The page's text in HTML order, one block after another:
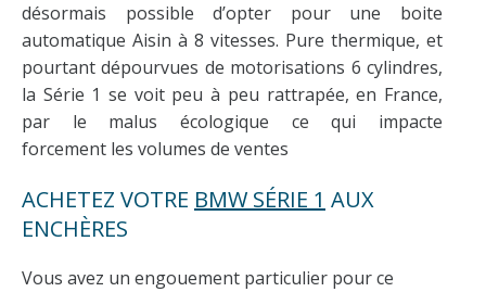
désormais possible d’opter pour une boite
automatique Aisin à 8 vitesses. Pure thermique, et
pourtant dépourvues de motorisations 6 cylindres,
la Série 1 se voit peu à peu rattrapée, en France,
par le malus écologique ce qui impacte
forcement les volumes de ventes
ACHETEZ VOTRE BMW SÉRIE 1 AUX
ENCHÈRES
Vous avez un engouement particulier pour ce